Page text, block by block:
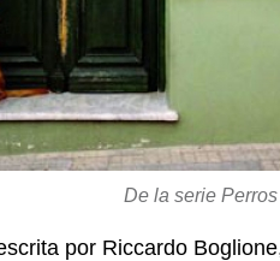
De la serie
por Riccardo